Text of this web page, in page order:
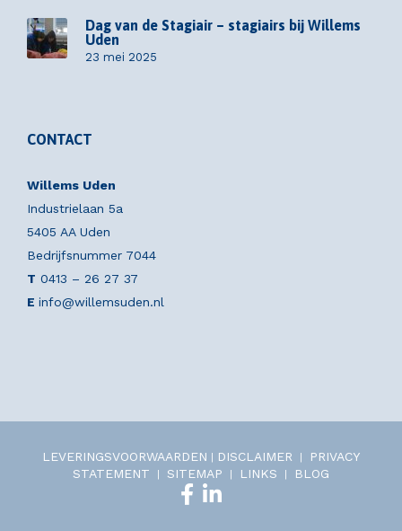
Dag van de Stagiair – stagiairs bij Willems
Uden
23 mei 2025
CONTACT
Willems Uden
Industrielaan 5a
5405 AA Uden
Bedrijfsnummer 7044
T 0413 – 26 27 37
E info@willemsuden.nl
LEVERINGSVOORWAARDEN DISCLAIMER
PRIVACY
STATEMENT
SITEMAP LINKS BLOG